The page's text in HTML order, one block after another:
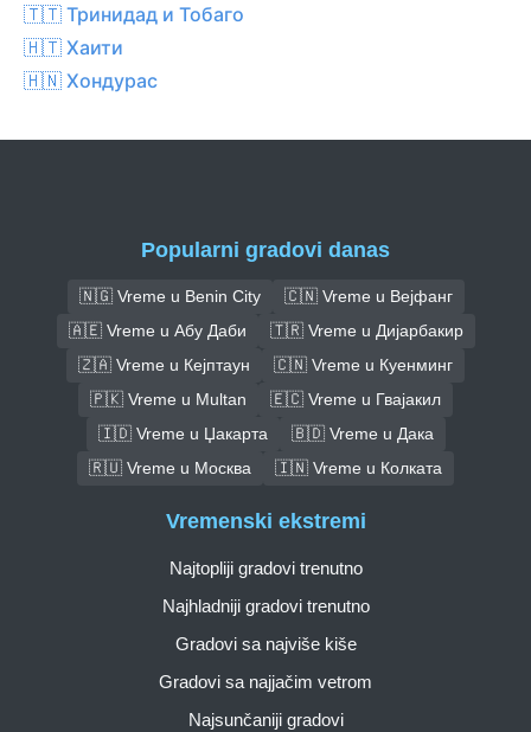
🇹🇹 Тринидад и Тобаго
🇭🇹 Хаити
🇭🇳 Хондурас
Popularni gradovi danas
🇳🇬 Vreme u Benin City
🇨🇳 Vreme u Вејфанг
🇦🇪 Vreme u Абу Даби
🇹🇷 Vreme u Дијарбакир
🇿🇦 Vreme u Кејптаун
🇨🇳 Vreme u Куенминг
🇵🇰 Vreme u Multan
🇪🇨 Vreme u Гвајакил
🇮🇩 Vreme u Џакарта
🇧🇩 Vreme u Дака
🇷🇺 Vreme u Москва
🇮🇳 Vreme u Колката
Vremenski ekstremi
Najtopliji gradovi trenutno
Najhladniji gradovi trenutno
Gradovi sa najviše kiše
Gradovi sa najjačim vetrom
Najsunčaniji gradovi